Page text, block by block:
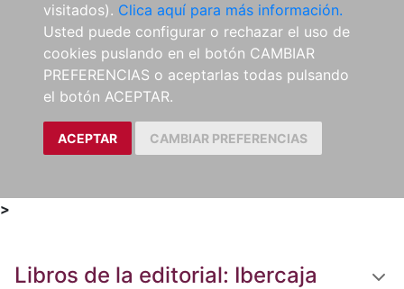
visitados). Clica aquí para más información.
Usted puede configurar o rechazar el uso de
cookies puslando en el botón CAMBIAR
PREFERENCIAS o aceptarlas todas pulsando
el botón ACEPTAR.
ACEPTAR CAMBIAR PREFERENCIAS
>
Libros de la editorial: Ibercaja